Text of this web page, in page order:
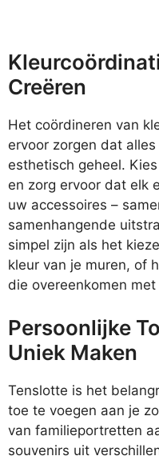
Creëren
Het coördineren van
ervoor zorgen dat
esthetisch geheel.
en zorg ervoor dat elk
uw accessoires –
samenhangende
simpel zijn als het
kleur van je muren, of
die overeenkomen
Persoonlijke
Uniek Maken
Tenslotte is het
toe te voegen aan je
van familieportretten
souvenirs uit